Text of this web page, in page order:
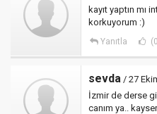
kayıt yaptın mı
korkuyorum :)
Yanıtla
sevda / 27
İzmir de derse
canım ya..